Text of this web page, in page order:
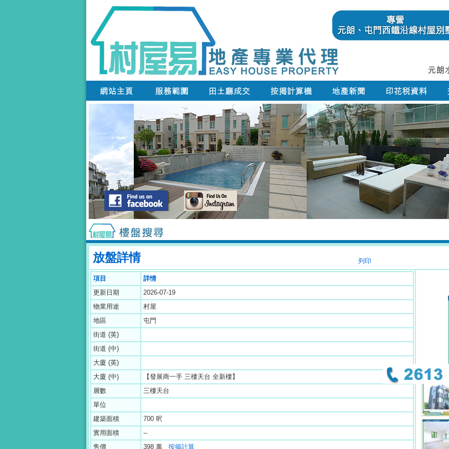
放盤詳情 列印
項目
詳情
更新日期
2026-07-19
物業用途
村屋
地區
屯門
街道 (英)
街道 (中)
大廈 (英)
大廈 (中)
【發展商一手 三樓天台 全新樓】
層數
三樓天台
單位
建築面積
700 呎
實用面積
--
售價
398 萬 按揭計算